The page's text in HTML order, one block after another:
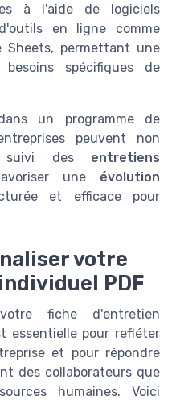
à l'aide de logiciels
en ligne comme
Sheets, permettant une
spécifiques de
un programme de
peuvent non
suivi des entretiens
une évolution
et efficace pour
votre
PDF
fiche d'entretien
essentielle pour refléter
et pour répondre
des collaborateurs que
humaines. Voici